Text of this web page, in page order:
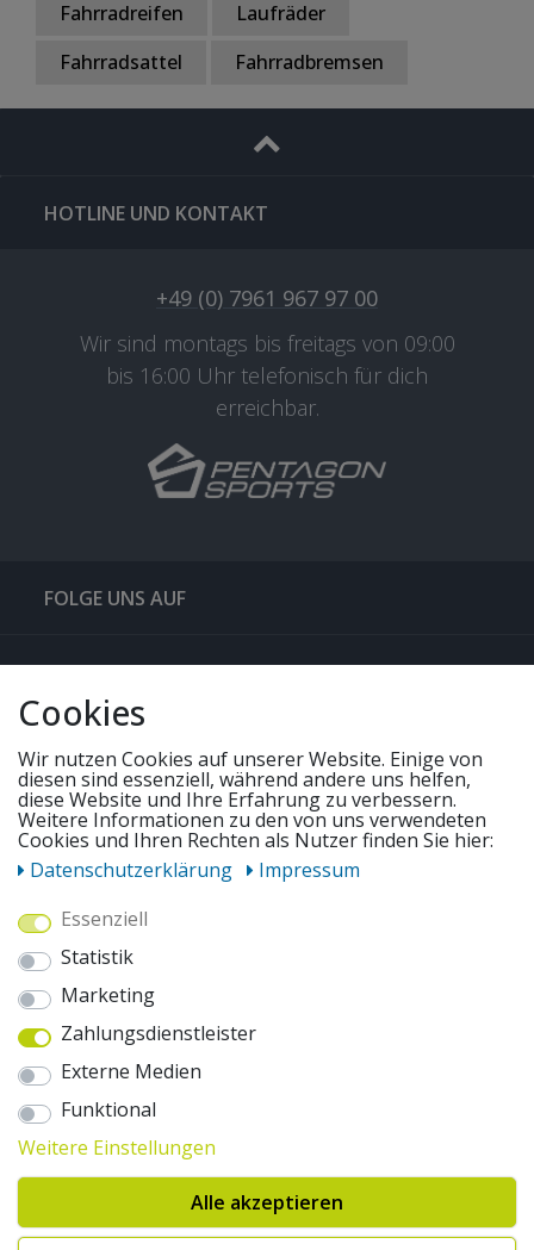
Fahrradreifen
Laufräder
Fahrradsattel
Fahrradbremsen
HOTLINE UND KONTAKT
+49 (0) 7961 967 97 00
Wir sind montags bis freitags von 09:00
bis 16:00 Uhr telefonisch für dich
erreichbar.
FOLGE UNS AUF
QUICKLINKS & TIPPS
UNSERE ANGEBOTE
WIR VERSENDEN MIT
AUSZEICHNUNGEN & SICHERHEIT
© 2026 pentagonsports.de
Pentagon Sports GmbH & Co. KG
Daten­schutz­erklärung
Hinweise zur Batterieentsorgung
Cookie-Einstellungen ändern
Erklärung zur Barrierefreiheit
Cookies
Wir nutzen Cookies auf unserer Website. Einige von
diesen sind essenziell, während andere uns helfen,
diese Website und Ihre Erfahrung zu verbessern.
Weitere Informationen zu den von uns verwendeten
Cookies und Ihren Rechten als Nutzer finden Sie hier:
Daten­schutz­erklärung
Impressum
Essenziell
Statistik
Marketing
Zahlungsdienstleister
Externe Medien
Funktional
Weitere Einstellungen
Alle akzeptieren